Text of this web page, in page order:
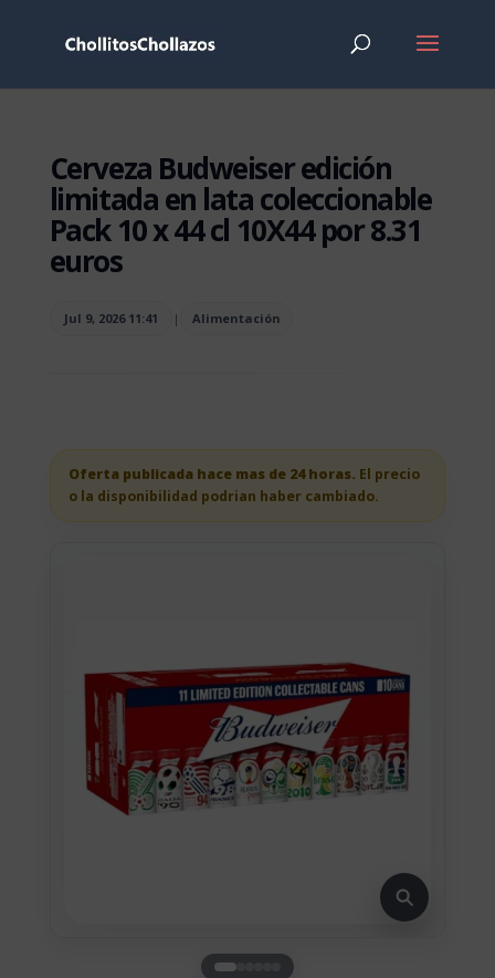
Cerveza Budweiser edición
limitada en lata coleccionable
Pack 10 x 44 cl 10X44 por 8.31
euros
Jul 9, 2026 11:41 | Alimentación
Oferta publicada hace mas de 24 horas. El precio
o la disponibilidad podrian haber cambiado.